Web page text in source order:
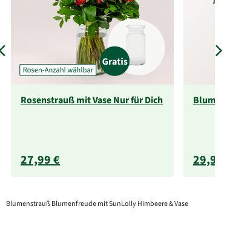
Rosenstrauß mit Vase Nur für Dich
27,99 € 29,99 €
Blumenstrauß Blumenfreude mit SunLolly Himbeere & Vase